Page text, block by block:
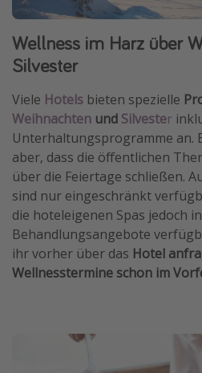
Wellness im Harz über
Silvester
Viele Hotels bieten spezielle
Weihnachten und Silvester
Unterhaltungsprogramme an.
aber, dass die öffentlichen
über die Feiertage schließen.
sind nur eingeschränkt
die hoteleigenen Spas jedoch
Behandlungsangebote
ihr vorher über das Hotel
Wellnesstermine schon im